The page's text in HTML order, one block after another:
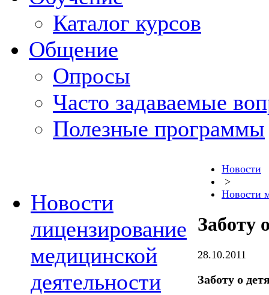
Каталог курсов
Общение
Опросы
Часто задаваемые
Полезные программы
Новости
лицензирование
медицинской
деятельности
Новости
>
Новости
Заботу
28.10.2011
Заботу о